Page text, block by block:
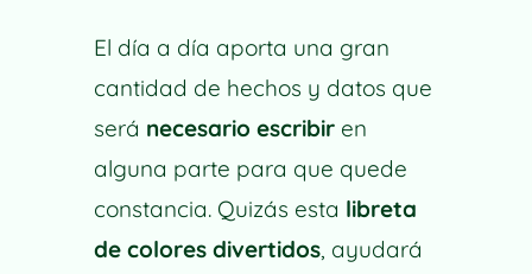
El día a día aporta una gran
cantidad de hechos y datos que
será necesario escribiren
alguna parte para que quede
constancia. Quizás esta libreta
de colores divertidos, ayudará